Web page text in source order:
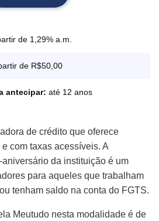
de 1,29% a.m.
de R$50,00
antecipar: até 12 anos
de crédito que oferece
com taxas acessíveis. A
da instituição é um
para aqueles que trabalham
tenham saldo na conta do FGTS.
Meutudo nesta modalidade é de